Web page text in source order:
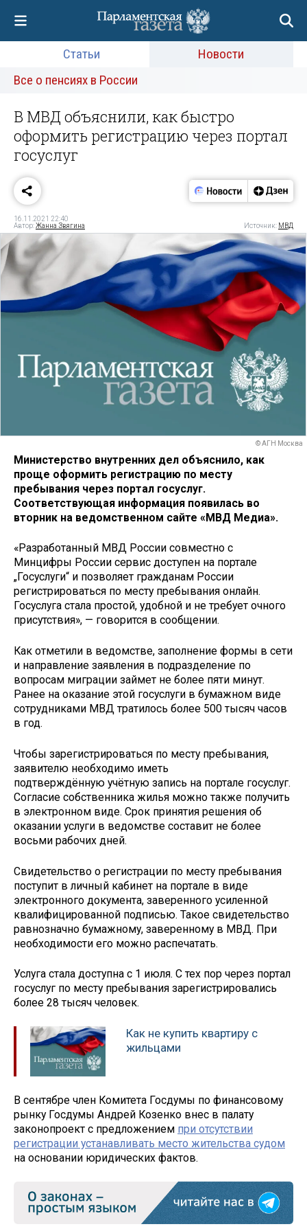
Статьи
Новости
Все о пенсиях в России
В МВД объяснили, как быстро
оформить регистрацию через портал
госуслуг
16.11.2021 22:40
Автор:Жанна Звягина Источник: МВД
© АГН Москва
Министерство внутренних дел объяснило, как
проще оформить регистрацию по месту
пребывания через портал госуслуг.
Соответствующая информация появилась во
вторник на ведомственном сайте «МВД Медиа».
«Разработанный МВД России совместно с
Минцифры России сервис доступен на портале
„Госуслуги“ и позволяет гражданам России
регистрироваться по месту пребывания онлайн.
Госуслуга стала простой, удобной и не требует очного
присутствия», — говорится в сообщении.
Как отметили в ведомстве, заполнение формы в сети
и направление заявления в подразделение по
вопросам миграции займет не более пяти минут.
Ранее на оказание этой госуслуги в бумажном виде
сотрудниками МВД тратилось более 500 тысяч часов
в год.
Чтобы зарегистрироваться по месту пребывания,
заявителю необходимо иметь
подтверждённую учётную запись на портале госуслуг.
Согласие собственника жилья можно также получить
в электронном виде. Срок принятия решения об
оказании услуги в ведомстве составит не более
восьми рабочих дней.
Свидетельство о регистрации по месту пребывания
поступит в личный кабинет на портале в виде
электронного документа, заверенного усиленной
квалифицированной подписью. Такое свидетельство
равнозначно бумажному, заверенному в МВД. При
необходимости его можно распечатать.
Услуга стала доступна с 1 июля. С тех пор через портал
госуслуг по месту пребывания зарегистрировались
более 28 тысяч человек.
Как не купить квартиру с
жильцами
В сентябре член Комитета Госдумы по финансовому
рынку Госдумы Андрей Козенко внес в палату
законопроект с предложением при отсутствии
регистрации устанавливать место жительства судом
на основании юридических фактов.